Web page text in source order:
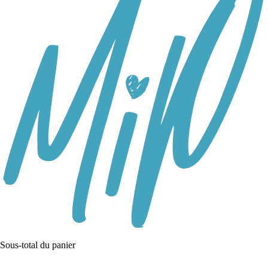
Sous-total du panier